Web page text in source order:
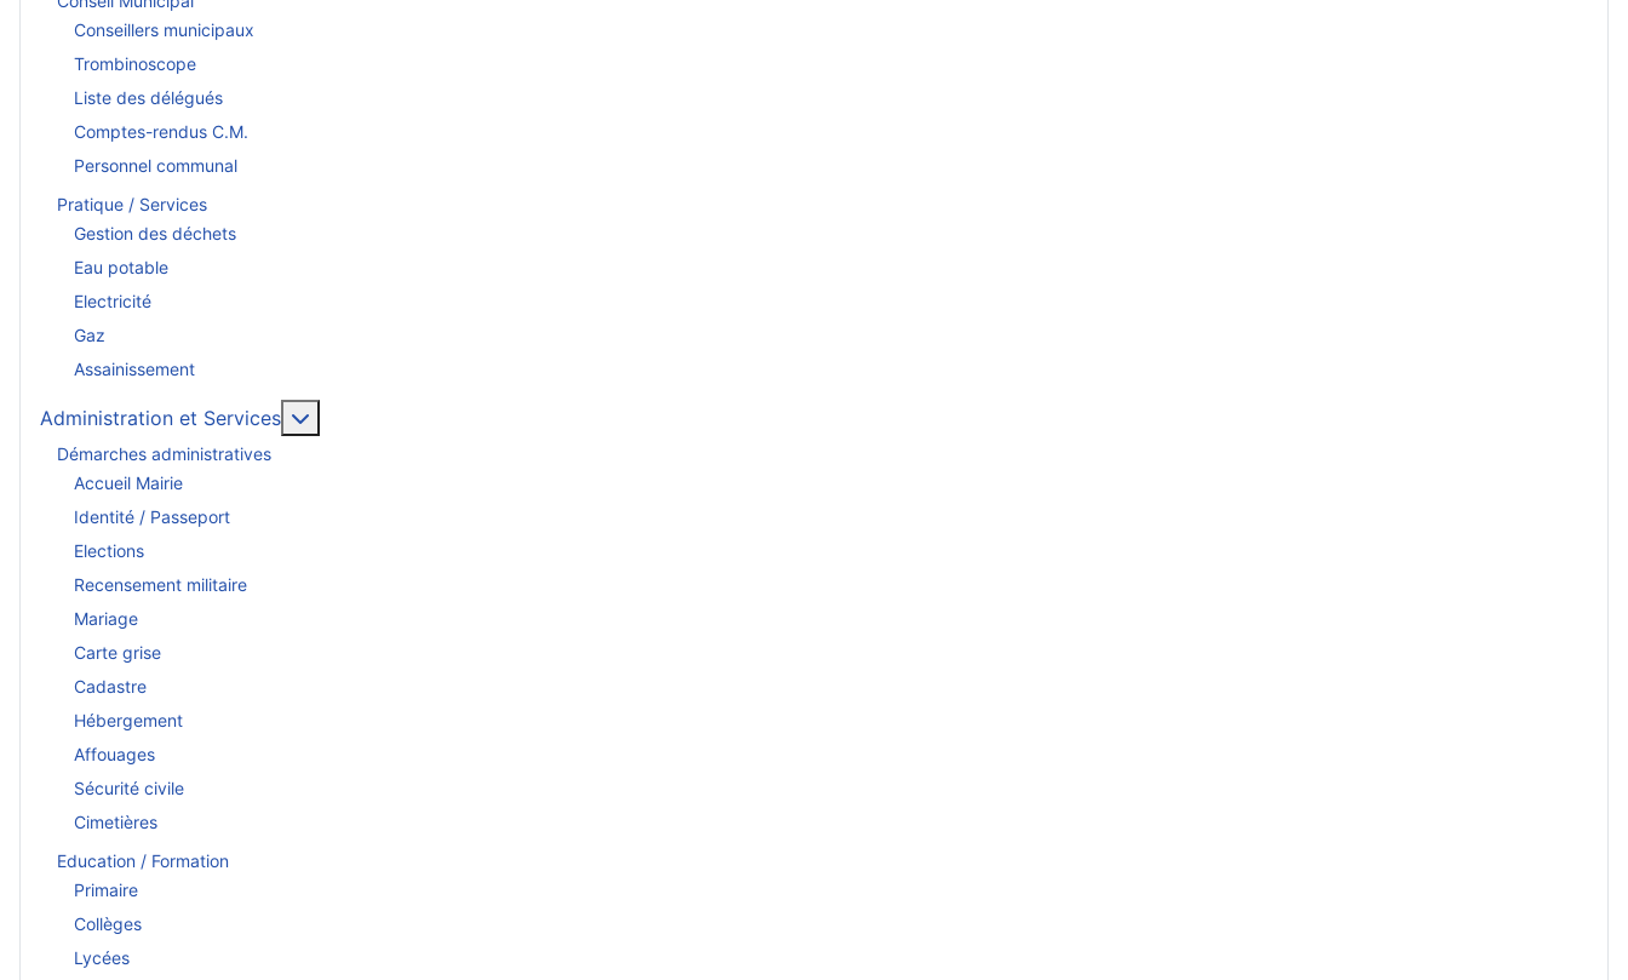
Conseillers municipaux
Trombinoscope
Liste des délégués
Comptes-rendus C.M.
Personnel communal
Pratique / Services
Gestion des déchets
Eau potable
Electricité
Gaz
Assainissement
Administration et Services
Démarches administratives
Accueil Mairie
Identité / Passeport
Elections
Recensement militaire
Mariage
Carte grise
Cadastre
Hébergement
Affouages
Sécurité civile
Cimetières
Education / Formation
Primaire
Collèges
Lycées